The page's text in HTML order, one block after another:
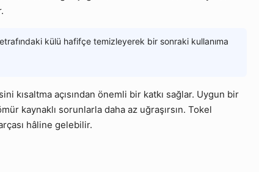
külü hafifçe temizleyerek bir sonraki kullanıma
kısaltma açısından önemli bir katkı sağlar. Uygun bir
kaynaklı sorunlarla daha az uğraşırsın. Tokel
hâline gelebilir.